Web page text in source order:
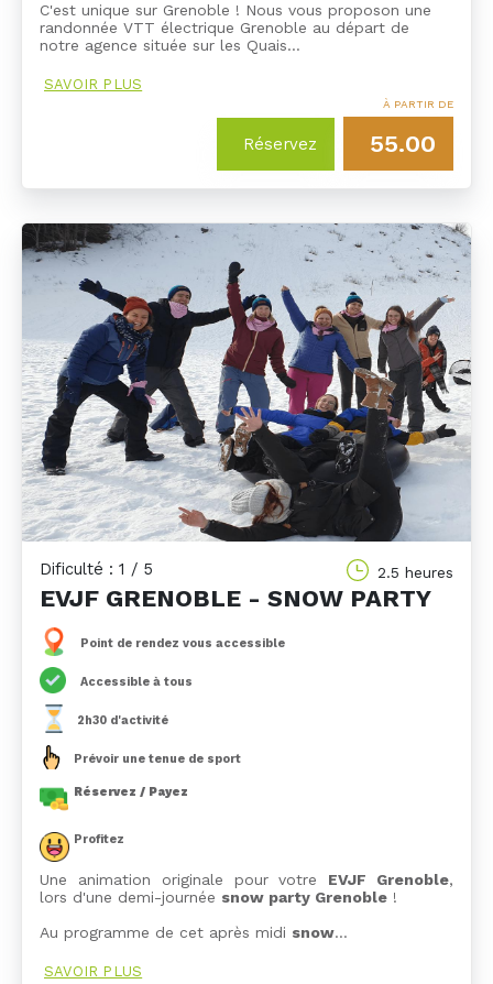
C'est unique sur Grenoble ! Nous vous proposon une
randonnée VTT électrique Grenoble au départ de
notre agence située sur les Quais…
SAVOIR PLUS
Réservez
À PARTIR DE
55.00
Dificulté : 1 / 5 2.5 heures
EVJF GRENOBLE - SNOW PARTY
Point de rendez vous accessible
Accessible à tous
2h30 d'activité
Prévoir une tenue de sport
Réservez / Payez
Profitez
Une animation originale pour votre EVJF Grenoble,
lors d'une demi-journée snow party Grenoble !
Au programme de cet après midi snow…
SAVOIR PLUS